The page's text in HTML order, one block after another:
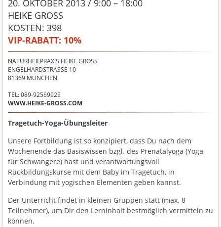
20. OKTOBER 2013 / 9:00 – 18:00
HEIKE GROSS
KOSTEN: 398
VIP-RABATT: 10%
NATURHEILPRAXIS HEIKE GROSS
ENGELHARDSTRASSE 10
81369 MÜNCHEN
TEL: 089-92569925
WWW.HEIKE-GROSS.COM
Tragetuch-Yoga-Übungsleiter
Unsere Fortbildung ist so konzipiert, dass Du nach dem
Wochenende das Basiswissen bzgl. des Prenatalyoga (Yoga
für Schwangere) hast und verantwortungsvoll
Rückbildungskurse mit dem Baby im Tragetuch, in
Verbindung mit yogischen Elementen geben kannst.
Der Unterricht findet in kleinen Gruppen statt (max. 8
Teilnehmer), um Dir den Lerninhalt bestmöglich vermitteln zu
können.